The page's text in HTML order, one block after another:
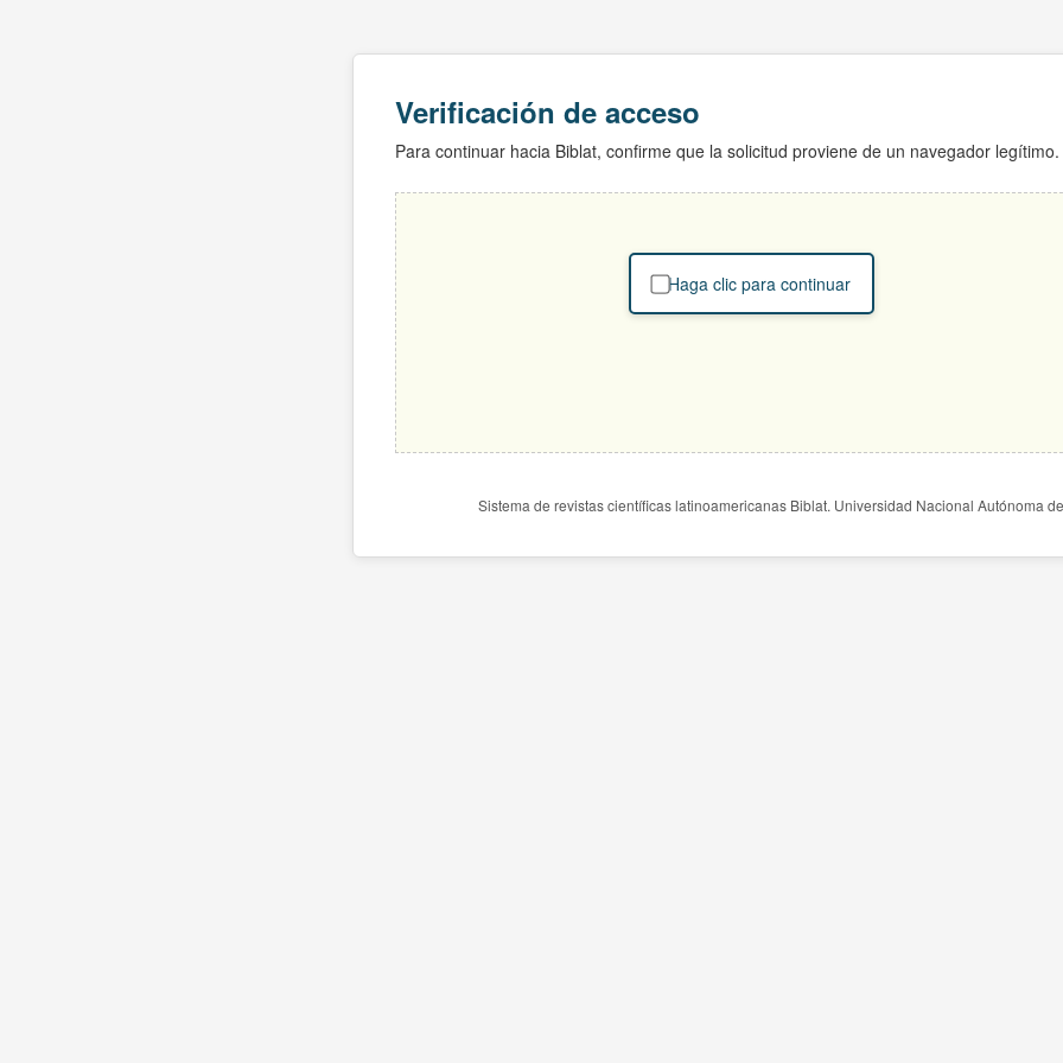
Verificación de acceso
Para continuar hacia Biblat, confirme que la solicitud proviene de un navegador legítimo.
Haga clic para continuar
Sistema de revistas científicas latinoamericanas Biblat. Universidad Nacional Autónoma